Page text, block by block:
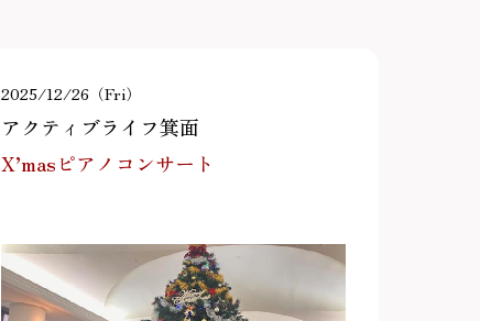
2025/12/26（Fri）
アクティブライフ箕面
X’masピアノコンサート